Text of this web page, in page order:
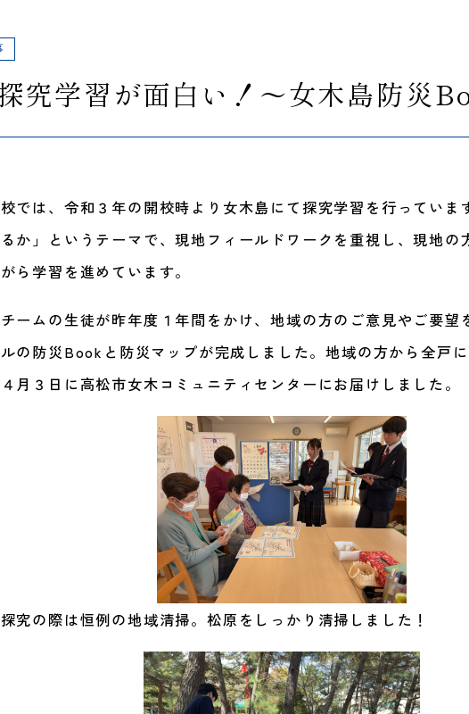
究学習が面白い！～女木島防災
では、令和３年の開校時より女木島にて探究学習を行っていま
か」というテーマで、現地フィールドワークを重視し、現地の
ら学習を進めています。
ームの生徒が昨年度１年間をかけ、地域の方のご意見やご要望
の防災Bookと防災マップが完成しました。地域の方から全戸
月３日に高松市女木コミュニティセンターにお届けしました。
究の際は恒例の地域清掃。松原をしっかり清掃しました！